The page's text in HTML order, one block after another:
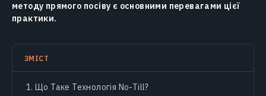
методу прямого посіву є основними перевагами цієї
практики.
ЗМІСТ
Що Таке Технологія No-Till?